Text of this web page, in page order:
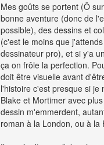
Mes goûts se portent (Ô
bonne aventure (donc de
possible), des dessins et
(c'est le moins que
dessinateur pro), et si y'a
ça on frôle la perfection.
doit être visuelle avant
l'histoire c'est presque si je
Blake et Mortimer avec
dessin m'emmerdent,
roman à la London, ou à la